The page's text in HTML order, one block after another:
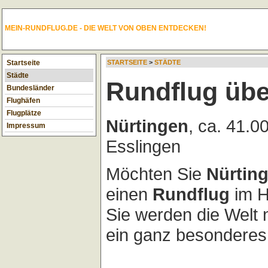
MEIN-RUNDFLUG.DE - DIE WELT VON OBEN ENTDECKEN!
Startseite
Städte
Bundesländer
Flughäfen
Flugplätze
Impressum
STARTSEITE > STÄDTE
Rundflug
Nürtingen, ca.
Esslingen
Möchten Sie
einen Rundflug im
Sie werden die Welt
ein ganz